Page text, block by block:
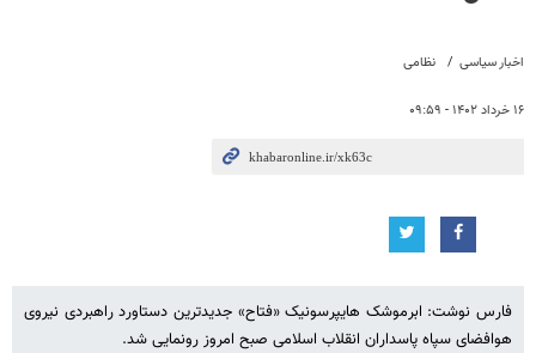
اخبار سیاسی نظامی
۱۶ خرداد ۱۴۰۲ - ۰۹:۵۹
فارس نوشت: ابرموشک هایپرسونیک «فتاح» جدیدترین دستاورد راهبردی نیروی
هوافضای سپاه پاسداران انقلاب اسلامی صبح امروز رونمایی شد.